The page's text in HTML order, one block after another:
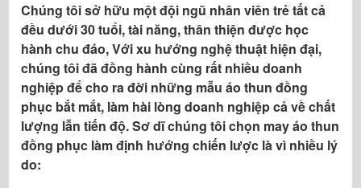
Chúng tôi sở hữu một đội ngũ nhân viên trẻ tất cả
đều dưới 30 tuổi, tài năng, thân thiện được học
hành chu đáo, Với xu hướng nghệ thuật hiện đại,
chúng tôi đã đồng hành cùng rất nhiều doanh
nghiệp để cho ra đời những mẫu áo thun đồng
phục bắt mắt, làm hài lòng doanh nghiệp cả về chất
lượng lẫn tiến độ. Sơ dĩ chúng tôi chọn may áo thun
đồng phục làm định hướng chiến lược là vì nhiều lý
do: